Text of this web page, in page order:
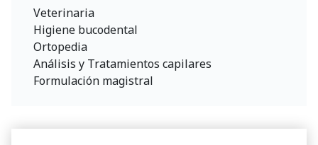
Veterinaria
Higiene bucodental
Ortopedia
Análisis y Tratamientos capilares
Formulación magistral